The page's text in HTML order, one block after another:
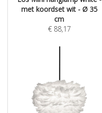
met koordset wit - Ø 35
cm
€ 88,17